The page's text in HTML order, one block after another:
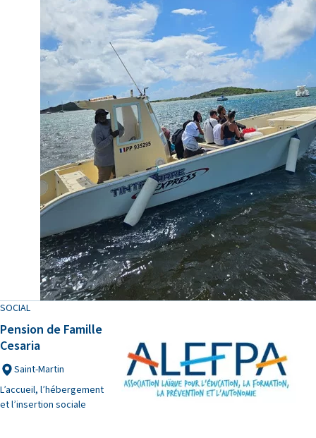
SOCIAL
Pension de Famille
Cesaria
Saint-Martin
L’accueil, l’hébergement
et l’insertion sociale